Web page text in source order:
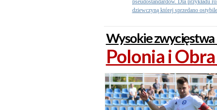
pseudostandardów. Dla przykładu
dziewczyną której sprzedano
Wysokie zwycięstwa
Polonia i